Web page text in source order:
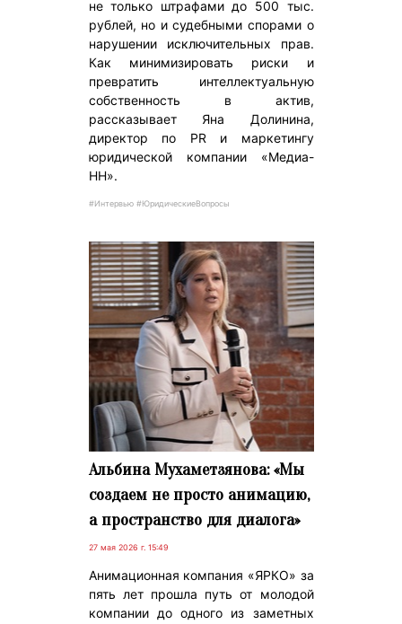
не только штрафами до 500 тыс.
рублей, но и судебными спорами о
нарушении исключительных прав.
Как минимизировать риски и
превратить интеллектуальную
собственность в актив,
рассказывает Яна Долинина,
директор по PR и маркетингу
юридической компании «Медиа-
НН».
#Интервью #ЮридическиеВопросы
Альбина Мухаметзянова: «Мы
создаем не просто анимацию,
а пространство для диалога»
27 мая 2026 г. 15:49
Анимационная компания «ЯРКО» за
пять лет прошла путь от молодой
компании до одного из заметных